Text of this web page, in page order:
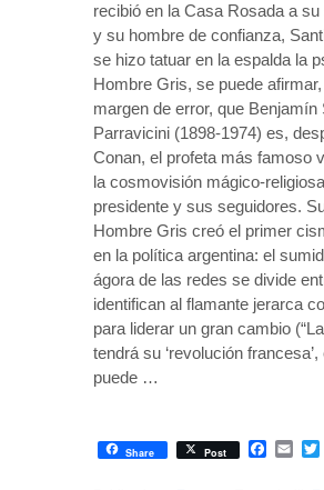
recibió en la Casa Rosada a
y su hombre de confianza,
se hizo tatuar en la espalda la
Hombre Gris, se puede
margen de error, que Benjamín
Parravicini (1898-1974) es,
Conan, el profeta más famoso
la cosmovisión mágico-
presidente y sus seguidores.
Hombre Gris creó el primer
en la política argentina: el
ágora de las redes se divide
identifican al flamante jerarca
para liderar un gran cambio
tendrá su ‘revolución francesa’,
puede …
Share Post